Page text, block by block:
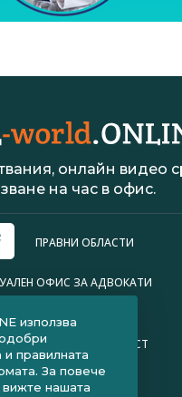
онлайн видео
на час в офис.
ПРАВНИ ОБЛАСТИ
ОФИС ЗА АДВОКАТИ
ЗА ПОВЕРИТЕЛНОСТ
ЧЗВ ЗА КЛИЕНТИ
използва
и правилната
За повече
нашата